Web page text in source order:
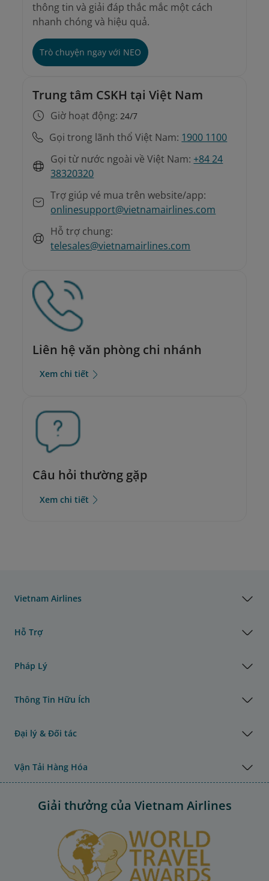
thông tin và giải đáp thắc mắc một cách
nhanh chóng và hiệu quả.
Trò chuyện ngay với NEO
Trung tâm CSKH tại Việt Nam
Giờ hoạt động:24/7
Gọi trong lãnh thổ Việt Nam: 1900 1100
Gọi từ nước ngoài về Việt Nam: +84 24
38320320
Trợ giúp vé mua trên website/app:
onlinesupport@vietnamairlines.com
Hỗ trợ chung:
telesales@vietnamairlines.com
Liên hệ văn phòng chi nhánh
Xem chi tiết
Câu hỏi thường gặp
Xem chi tiết
Vietnam Airlines
Hỗ Trợ
Pháp Lý
Thông Tin Hữu Ích
Đại lý & Đối tác
Vận Tải Hàng Hóa
Giải thưởng của Vietnam Airlines